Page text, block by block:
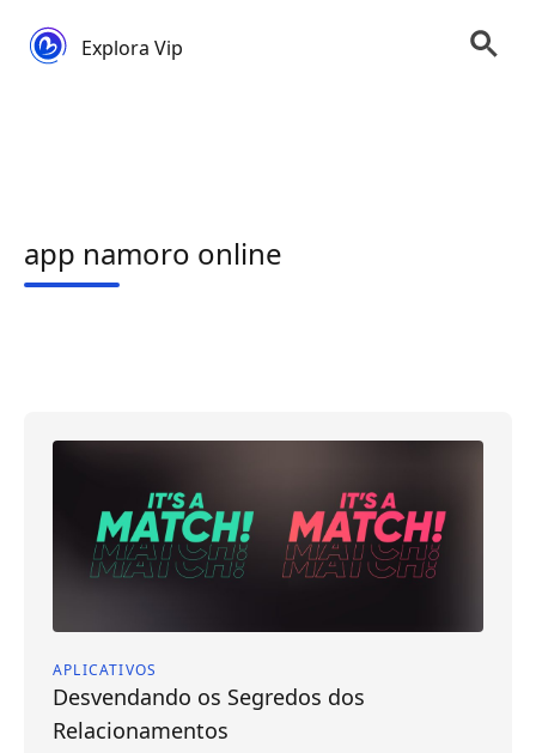
Explora Vip
app namoro online
APLICATIVOS
Desvendando os Segredos dos
Relacionamentos